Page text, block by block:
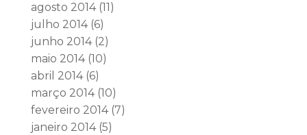
agosto 2014(11)
julho 2014(6)
junho 2014(2)
maio 2014(10)
abril 2014(6)
março 2014(10)
fevereiro 2014(7)
janeiro 2014(5)